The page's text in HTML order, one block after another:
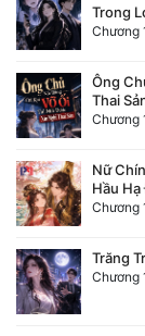
Trong
Chương
Ông
Thai
Chương
Nữ
Hầu
Chương
Trăng
Chương